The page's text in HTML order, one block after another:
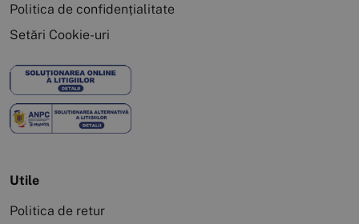
Politica de confidențialitate
Setări Cookie-uri
Utile
Politica de retur